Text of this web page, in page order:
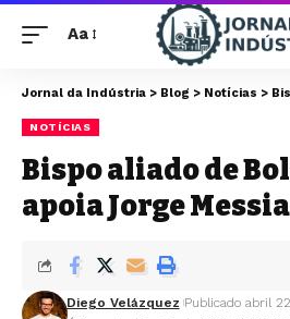
Aa
Jornal da Indústria > Blog > Notícias >
NOTÍCIAS
Bispo aliado de
apoia Jorge
Diego Velázquez Publicado abril